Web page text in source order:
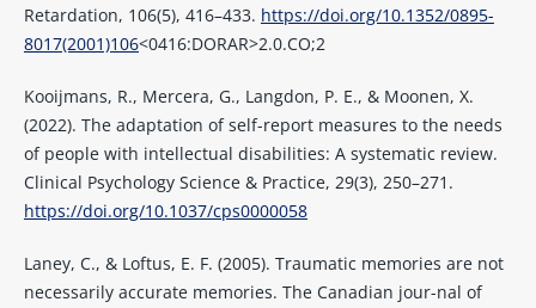
Retardation, 106(5), 416–433. https://doi.org/10.1352/0895-
8017(2001)106<0416:DORAR>2.0.CO;2
Kooijmans, R., Mercera, G., Langdon, P. E., & Moonen, X.
(2022). The adaptation of self-report measures to the needs
of people with intellectual disabilities: A systematic review.
Clinical Psychology Science & Practice, 29(3), 250–271.
https://doi.org/10.1037/cps0000058
Laney, C., & Loftus, E. F. (2005). Traumatic memories are not
necessarily accurate memories. The Canadian jour-nal of